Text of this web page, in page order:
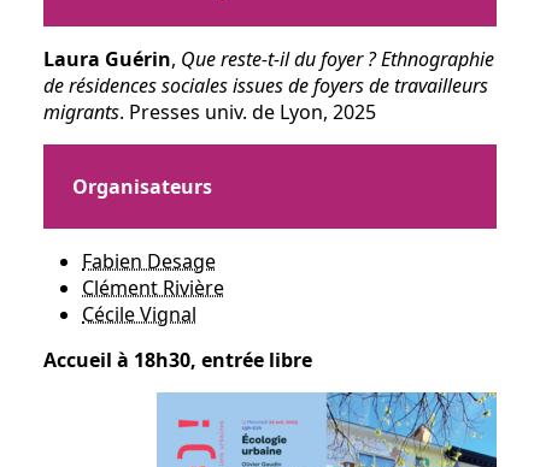
Laura Guérin, Que reste-t-il du foyer ? Ethnographie
de résidences sociales issues de foyers de travailleurs
migrants. Presses univ. de Lyon, 2025
Organisateurs
Fabien Desage
Clément Rivière
Cécile Vignal
Accueil à 18h30, entrée libre